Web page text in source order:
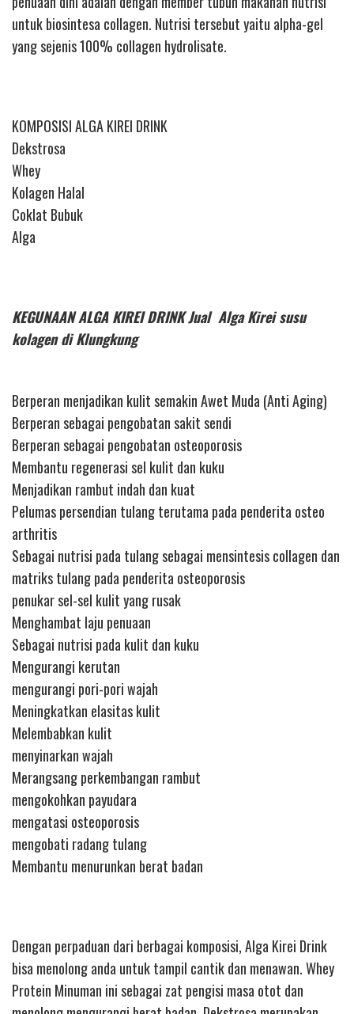
untuk biosintesa collagen. Nutrisi tersebut yaitu alpha-gel
yang sejenis 100% collagen hydrolisate.
KOMPOSISI ALGA KIREI DRINK
Dekstrosa
Whey
Kolagen Halal
Coklat Bubuk
Alga
KEGUNAAN ALGA KIREI DRINK Jual Alga Kirei susu
kolagen di Klungkung
Berperan menjadikan kulit semakin Awet Muda (Anti Aging)
Berperan sebagai pengobatan sakit sendi
Berperan sebagai pengobatan osteoporosis
Membantu regenerasi sel kulit dan kuku
Menjadikan rambut indah dan kuat
Pelumas persendian tulang terutama pada penderita osteo
arthritis
Sebagai nutrisi pada tulang sebagai mensintesis collagen dan
matriks tulang pada penderita osteoporosis
penukar sel-sel kulit yang rusak
Menghambat laju penuaan
Sebagai nutrisi pada kulit dan kuku
Mengurangi kerutan
mengurangi pori-pori wajah
Meningkatkan elasitas kulit
Melembabkan kulit
menyinarkan wajah
Merangsang perkembangan rambut
mengokohkan payudara
mengatasi osteoporosis
mengobati radang tulang
Membantu menurunkan berat badan
Dengan perpaduan dari berbagai komposisi, Alga Kirei Drink
bisa menolong anda untuk tampil cantik dan menawan. Whey
Protein Minuman ini sebagai zat pengisi masa otot dan